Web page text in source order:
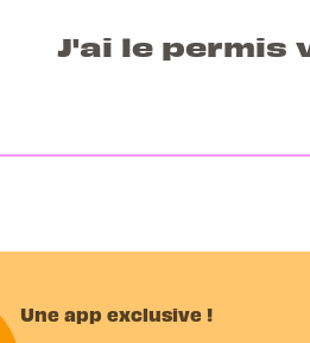
J'ai le permis
Une app exclusive !